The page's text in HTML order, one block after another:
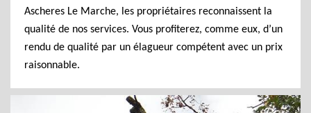
Ascheres Le Marche, les propriétaires reconnaissent la
qualité de nos services. Vous profiterez, comme eux, d’un
rendu de qualité par un élagueur compétent avec un prix
raisonnable.